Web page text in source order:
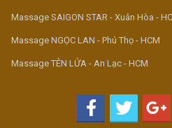
Massage SAIGON STAR - Xuân Hòa -
Massage NGỌC LAN - Phú Thọ - HCM
Massage TÊN LỬA - An Lạc - HCM